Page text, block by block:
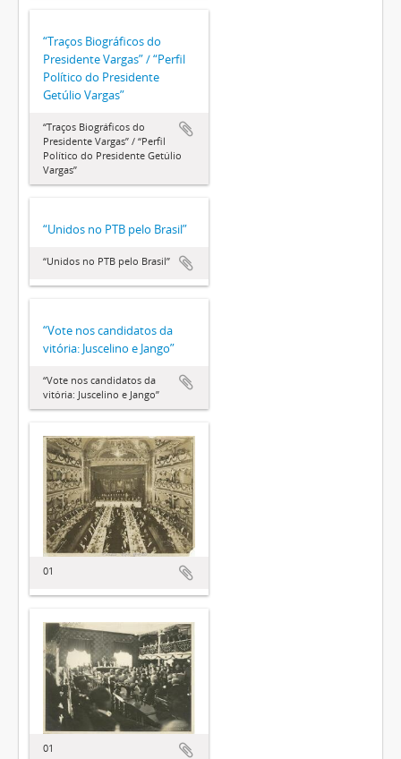
“Traços Biográficos do
Presidente Vargas” / “Perfil
Político do Presidente
Getúlio Vargas”
“Traços Biográficos do
Presidente Vargas” / “Perfil
Político do Presidente Getúlio
Vargas”
“Unidos no PTB pelo Brasil”
“Unidos no PTB pelo Brasil”
“Vote nos candidatos da
vitória: Juscelino e Jango”
“Vote nos candidatos da
vitória: Juscelino e Jango”
01
01